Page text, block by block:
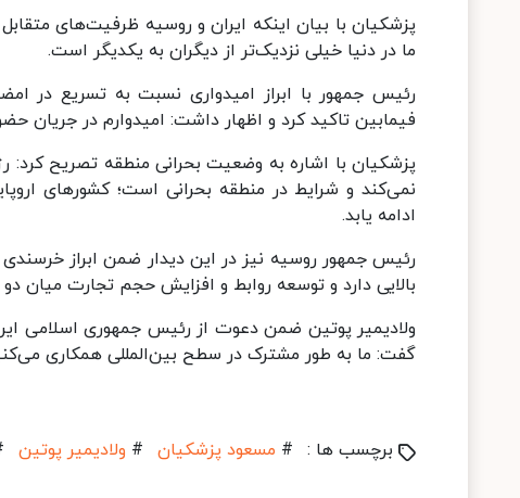
پزشکیان با بیان اینکه ایران و روسیه ظرفیت‌های
ما در دنیا خیلی نزدیک‌تر از دیگران به یکدیگر است.
رئیس جمهور با ابراز امیدواری نسبت به تسریع در
فیمابین تاکید کرد و اظهار داشت: امیدوارم در جریان
پزشکیان با اشاره به وضعیت بحرانی منطقه تصریح
نمی‌کند و شرایط در منطقه بحرانی است؛ ‌کشورهای
ادامه یابد.
رئیس جمهور روسیه نیز در این دیدار ضمن ابراز
بالایی دارد و توسعه روابط و افزایش حجم تجارت
ولادیمیر پوتین ضمن دعوت از رئیس جمهوری اسلامی
گفت: ما به طور مشترک در سطح بین‌المللی همکاری
برچسب ها : # مسعود پزشکیان # ولادیمیر پوتین